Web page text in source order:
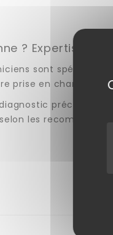
? Expertise et
sont
prise en charge pour
précis,
les